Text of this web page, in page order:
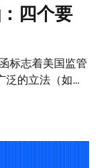
四个要
标志着美国监管
泛的立法（如